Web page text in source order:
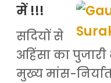
में !!!
सदियों से
अहिंसा का
मुख्य मांस-